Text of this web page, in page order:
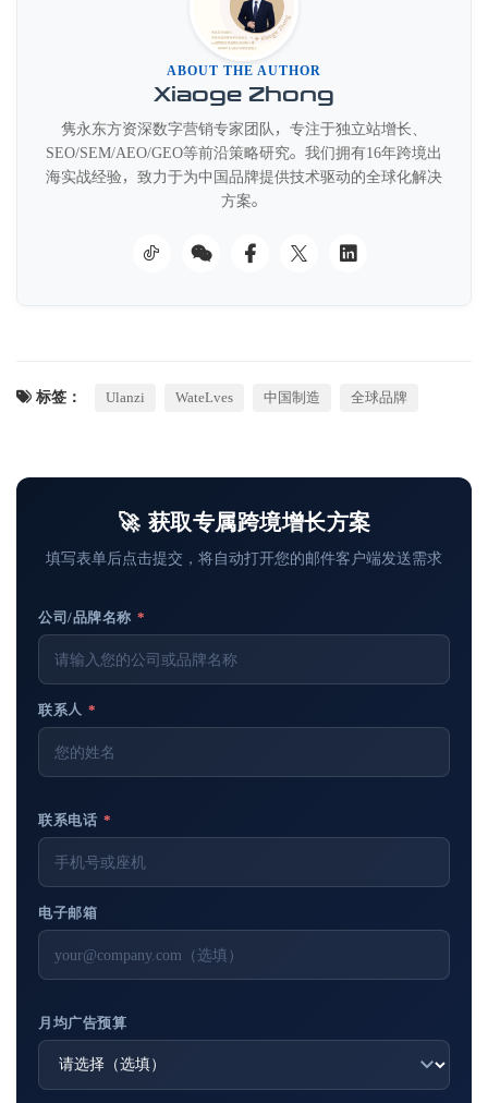
ABOUT THE AUTHOR
Xiaoge Zhong
隽永东方资深数字营销专家团队，专注于独立站增长、
SEO/SEM/AEO/GEO等前沿策略研究。我们拥有16年跨境出
海实战经验，致力于为中国品牌提供技术驱动的全球化解决
方案。
标签： Ulanzi WateLves 中国制造 全球品牌
🚀 获取专属跨境增长方案
填写表单后点击提交，将自动打开您的邮件客户端发送需求
公司/品牌名称 *
联系人 *
联系电话 *
电子邮箱
月均广告预算